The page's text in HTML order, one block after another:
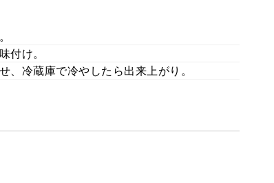
付け。
冷蔵庫で冷やしたら出来上がり。